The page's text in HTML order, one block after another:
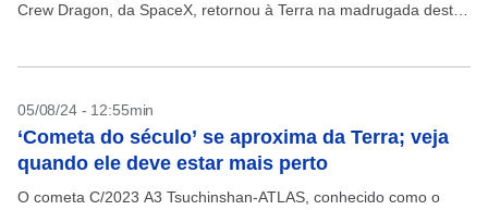
Crew Dragon, da SpaceX, retornou à Terra na madrugada deste
05/08/24 - 12:55min
‘Cometa do século’ se aproxima da Terra; veja
quando ele deve estar mais perto
O cometa C/2023 A3 Tsuchinshan-ATLAS, conhecido como o